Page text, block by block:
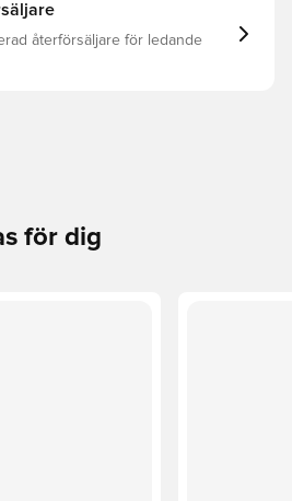
återförsäljare för ledande
för dig